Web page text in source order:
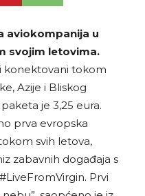
aviokompanija u
svojim letovima.
konektovani tokom
Azije i Bliskog
je 3,25 eura.
prva evropska
svih letova,
zabavnih događaja s
Prvi